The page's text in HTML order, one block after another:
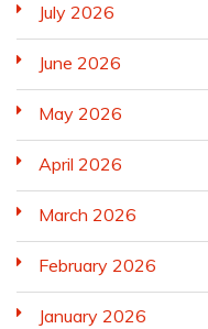
July 2026
June 2026
May 2026
April 2026
March 2026
February 2026
January 2026